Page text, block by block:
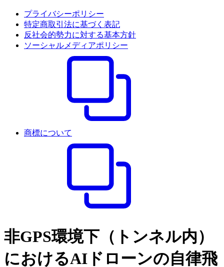
プライバシーポリシー
特定商取引法に基づく表記
反社会的勢力に対する基本方針
ソーシャルメディアポリシー
商標について
非GPS環境下（トンネル内）
におけるAIドローンの自律飛